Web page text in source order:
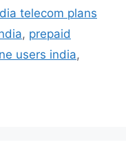
telecom plans
, prepaid
users india,